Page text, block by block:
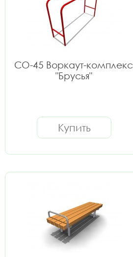
СО-45 Воркаут-комплекс
"Брусья"
Купить